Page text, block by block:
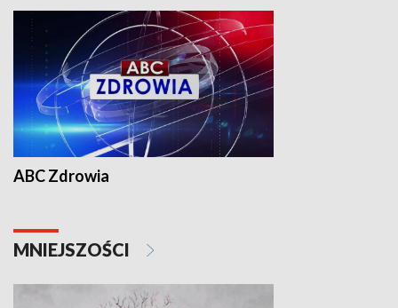
ABC Zdrowia
MNIEJSZOŚCI